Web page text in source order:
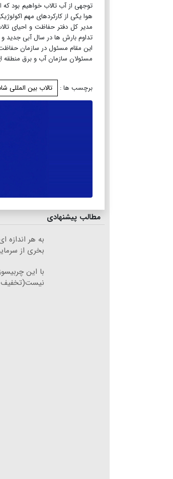
توجهی از آب تالاب خواهیم بود
هوا یکی از کارکردهای مهم
مدیر کل دفتر حفاظت و احیای
تداوم بارش ها در سال آبی جدید
این مقام مسئول در سازمان
مسئولان سازمان آب و برق
برچسب ها : تالاب بین المللی
مطالب پیشنهادی
به هر اندازه
بخری از
با این